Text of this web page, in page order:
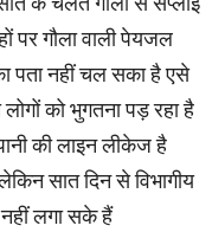
पर गौला वाली पेयजल
पता नहीं चल सका है एसे
को भुगतना पड़ रहा है
की लाइन लीकेज है
सात दिन से विभागीय
लगा सके हैं